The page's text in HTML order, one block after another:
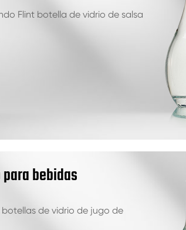
Flint botella de vidrio de salsa
bebidas
de vidrio de jugo de